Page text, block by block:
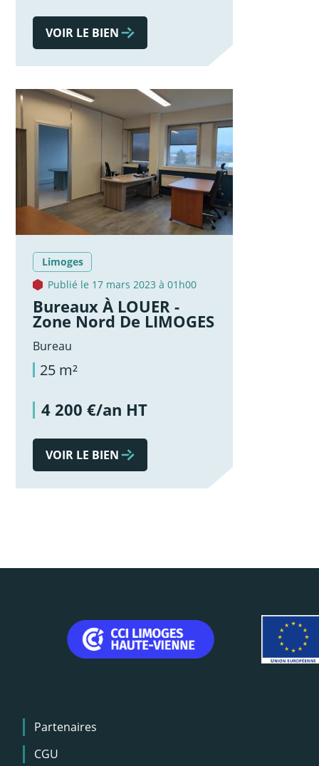
VOIR LE BIEN
Limoges
Publié le 17 mars 2023 à 01h00
Bureaux À LOUER -
Zone Nord De LIMOGES
Bureau
25 m²
4 200 €/an HT
VOIR LE BIEN
Menu
Pied
de
Partenaires
CGU